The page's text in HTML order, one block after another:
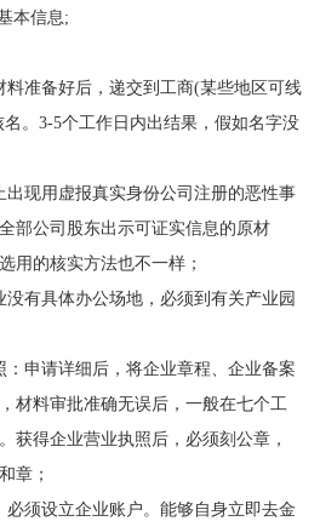
本信息;
准备好后，递交到工商(某些地区可线
。3-5个工作日内出结果，假如名字没
现用虚报真实身份公司注册的恶性事
部公司股东出示可证实信息的原材
用的核实方法也不一样；
有具体办公场地，必须到有关产业园
申请详细后，将企业章程、企业备案
材料审批准确无误后，一般在七个工
获得企业营业执照后，必须刻公章，
章；
须设立企业账户。能够自身立即去金